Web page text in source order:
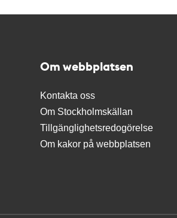
Om webbplatsen
Kontakta oss
Om Stockholmskällan
Tillgänglighetsredogörelse
Om kakor på webbplatsen